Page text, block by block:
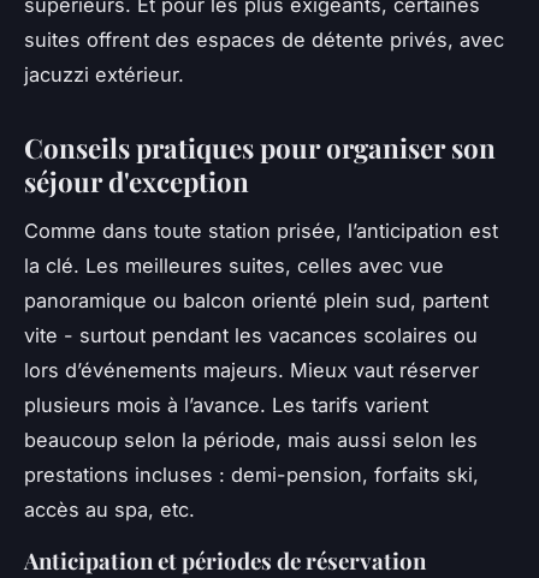
supérieurs. Et pour les plus exigeants, certaines
suites offrent des espaces de détente privés, avec
jacuzzi extérieur.
Conseils pratiques pour organiser son
séjour d'exception
Comme dans toute station prisée, l’anticipation est
la clé. Les meilleures suites, celles avec vue
panoramique ou balcon orienté plein sud, partent
vite - surtout pendant les vacances scolaires ou
lors d’événements majeurs. Mieux vaut réserver
plusieurs mois à l’avance. Les tarifs varient
beaucoup selon la période, mais aussi selon les
prestations incluses : demi-pension, forfaits ski,
accès au spa, etc.
Anticipation et périodes de réservation